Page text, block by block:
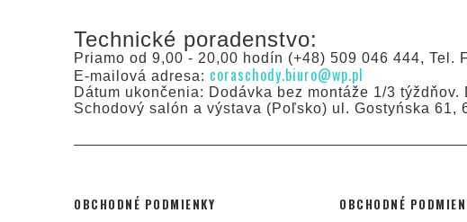
Technické poradenstvo:
Priamo od 9,00 - 20,00 hodín (+48) 509 046 444, Tel.
E-mailová adresa: coraschody.biuro@wp.pl
Dátum ukončenia: Dodávka bez montáže 1/3
Schodový salón a výstava (Poľsko) ul. Gostyńska 61,
OBCHODNÉ PODMIENKY OBCHODNÉ